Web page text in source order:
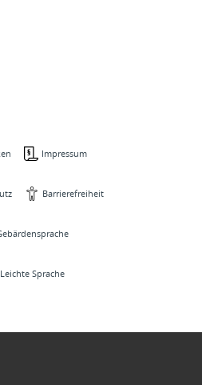
Impressum
Barrierefreiheit
Leichte Sprache